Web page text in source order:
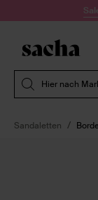
Zum Inhalt
Hier nach
Sandaletten